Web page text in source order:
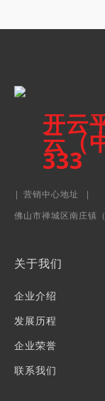
开云
云（
333
| 营销中心地址
|
佛山市禅城区南庄镇
关于我们
企业介绍
发展历程
企业荣誉
联系我们